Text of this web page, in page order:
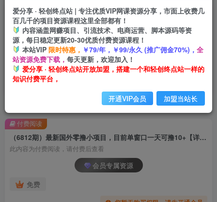
加入会员享受权益福利
（6812期）最新国外零撸小项目，目前单窗口一天可撸10+【详细玩法教程】
此内容为付费阅读，请付费后查看
会员专属资源
免费
付费阅读
爱分享 · 轻创终点站 | 专注优质VIP网课资源分享，市面上收费几
百几千的项目资源课程这里全部都有！
内容涵盖网赚项目、引流技术、电商运营、脚本源码等资
源，每日稳定更新20-30优质付费资源课程！
本站VIP 限时特惠， ￥79/年，￥99/永久 (推广佣金70%)， 全
站资源免费下载， 每天更新，欢迎加入！
爱分享 · 轻创终点站开放加盟，搭建一个和轻创终点站一样的
知识付费平台，
开通VIP会员 加盟当站长